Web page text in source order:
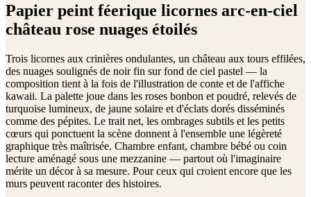
Papier peint féerique licornes arc-en-ciel
château rose nuages étoilés
Trois licornes aux crinières ondulantes, un château aux tours effilées,
des nuages soulignés de noir fin sur fond de ciel pastel — la
composition tient à la fois de l'illustration de conte et de l'affiche
kawaii. La palette joue dans les roses bonbon et poudré, relevés de
turquoise lumineux, de jaune solaire et d'éclats dorés disséminés
comme des pépites. Le trait net, les ombrages subtils et les petits
cœurs qui ponctuent la scène donnent à l'ensemble une légèreté
graphique très maîtrisée. Chambre enfant, chambre bébé ou coin
lecture aménagé sous une mezzanine — partout où l'imaginaire
mérite un décor à sa mesure. Pour ceux qui croient encore que les
murs peuvent raconter des histoires.